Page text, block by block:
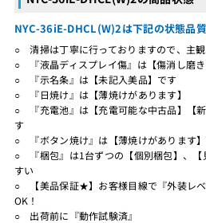
NYC-36iE-DHCL(W)2は下記の状態品
○ 清掃は丁寧に行っておりますので、主
○ 『液晶ディスプレイ傷』は【傷消し磨
○ 『示名条』は【未記入美品】です
○ 『日焼け』は【薄焼けがあります】
○ 『充電池』は【充電可能な中古品】【
す
○ 『ボタン焼け』は【薄焼けがあります
○ 『梱包』は1台ずつの【個別梱包】、【
すい
○ 【美品保証★】お客様目線で『外装レ
OK！
○ 出荷前に『動作試験済』